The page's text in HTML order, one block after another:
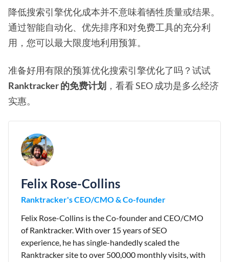
降低搜索引擎优化成本并不意味着牺牲质量或结果。
通过智能自动化、优先排序和对免费工具的充分利
用，您可以最大限度地利用预算。
准备好用有限的预算优化搜索引擎优化了吗？试试
Ranktracker 的免费计划 ，看看 SEO 成功是多么经济
实惠。
Felix Rose-Collins
Ranktracker's CEO/CMO & Co-founder
Felix Rose-Collins is the Co-founder and CEO/CMO
of Ranktracker. With over 15 years of SEO
experience, he has single-handedly scaled the
Ranktracker site to over 500,000 monthly visits, with